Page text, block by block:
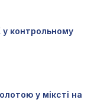
контрольному
у міксті на